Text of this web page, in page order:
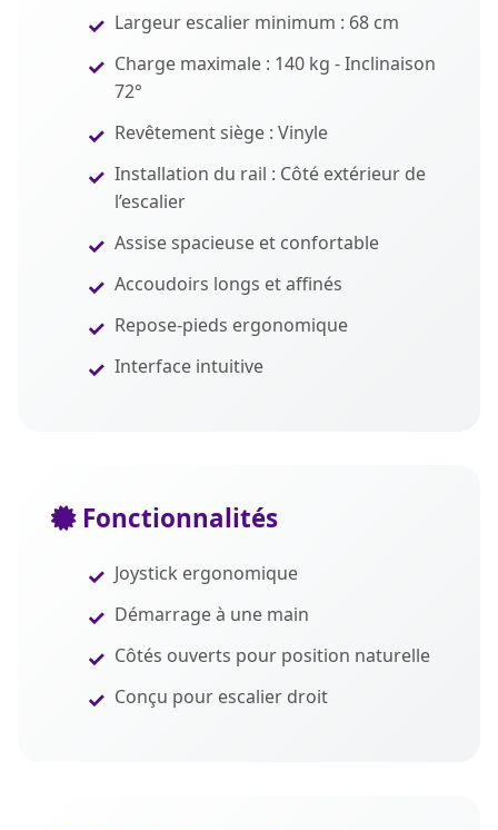
Largeur escalier minimum : 68 cm
Charge maximale : 140 kg - Inclinaison
72°
Revêtement siège : Vinyle
Installation du rail : Côté extérieur de
l’escalier
Assise spacieuse et confortable
Accoudoirs longs et affinés
Repose-pieds ergonomique
Interface intuitive
Fonctionnalités
Joystick ergonomique
Démarrage à une main
Côtés ouverts pour position naturelle
Conçu pour escalier droit